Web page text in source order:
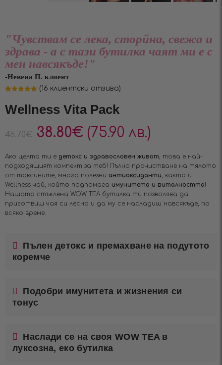
"Чувствам се лека, сторйна, свежа и
здрава - а с тази бутилка чаят ми е с
мен навсякъде!"
-Невена П. клиент
базирано на
потребителски
(16 клиентски отзива)
Wellness Vita Pack
45.70€ 38.80€ (75.90 лв.)
Ако целта ти е детокс и здравословен живот , това е най-
подходящият компект за теб! Пълно прочистване на тялото
от токсините, много полезни антиоксиданти , както и
Wellness чай, който подпомага имунитета и виталността!
Нашата стъклена WOW TEA бутилка ти позволява да
приготвиш чая си лесно и да му се насладиш навсякъде, по
всяко време.
Пълен детокс и премахване на подутото
коремче
Подобри имунитета и жизнения си
тонус
Наслади се на своя WOW TEA в
луксозна, еко бутилка